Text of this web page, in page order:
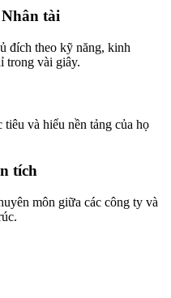
tài
đích theo kỹ năng, kinh
trong vài giây.
và hiểu nền tảng của họ
tích
môn giữa các công ty và